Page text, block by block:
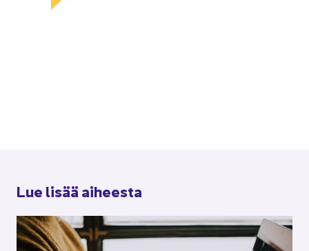
Lue lisää ai­hees­ta